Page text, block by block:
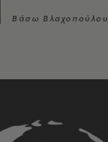
Βάσω Βλαχοπούλου